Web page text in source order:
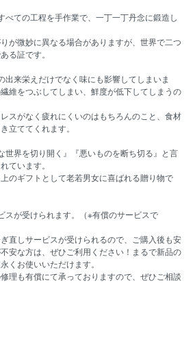
べての工程を手作業で、一丁一丁丹念に鍛造し
が微妙に異なる場合がありますが、世界で二つ
る証です。
出来栄えだけでなく味にも影響してしまいま
維をつぶしてしまい、鮮度が低下してしまうの
スがなく疲れにくいのはもちろんのこと、食材
立ててくれます。
世界を切り開く』『悪いものを断ち切る』と言
ています。
のギフトとして老若男女に喜ばれる贈り物で
スが受けられます。（※有償のサービスで
直しサービスが受けられるので、ご購入後も安
安な方は、ぜひご利用ください！まるで新品の
くお使いいただけます。
理も有償にて承っておりますので、ぜひご相談